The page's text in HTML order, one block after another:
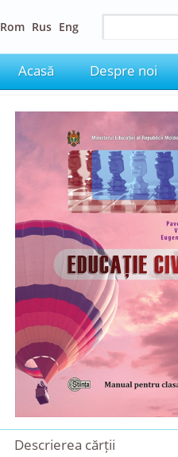
Rom Rus Eng
Acasă Despre noi
Descrierea cărții